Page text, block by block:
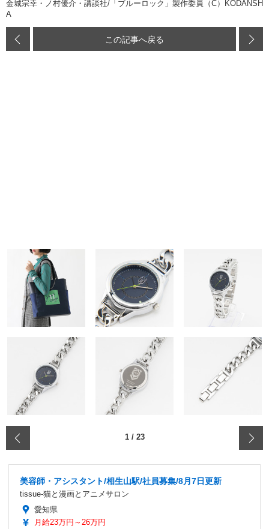
金城宗幸・ノ村優介・講談社/「ブルーロック」製作委員（C）KODANSH
A
この記事へ戻る
1/ 23
美容師・アシスタント/相生山駅/社員募集/8月7日更新
tissue-猫と漫画とアニメサロン
愛知県
月給23万円～26万円